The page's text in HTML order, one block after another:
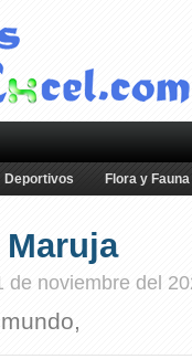
Deportivos Flora y Fauna
de noviembre del